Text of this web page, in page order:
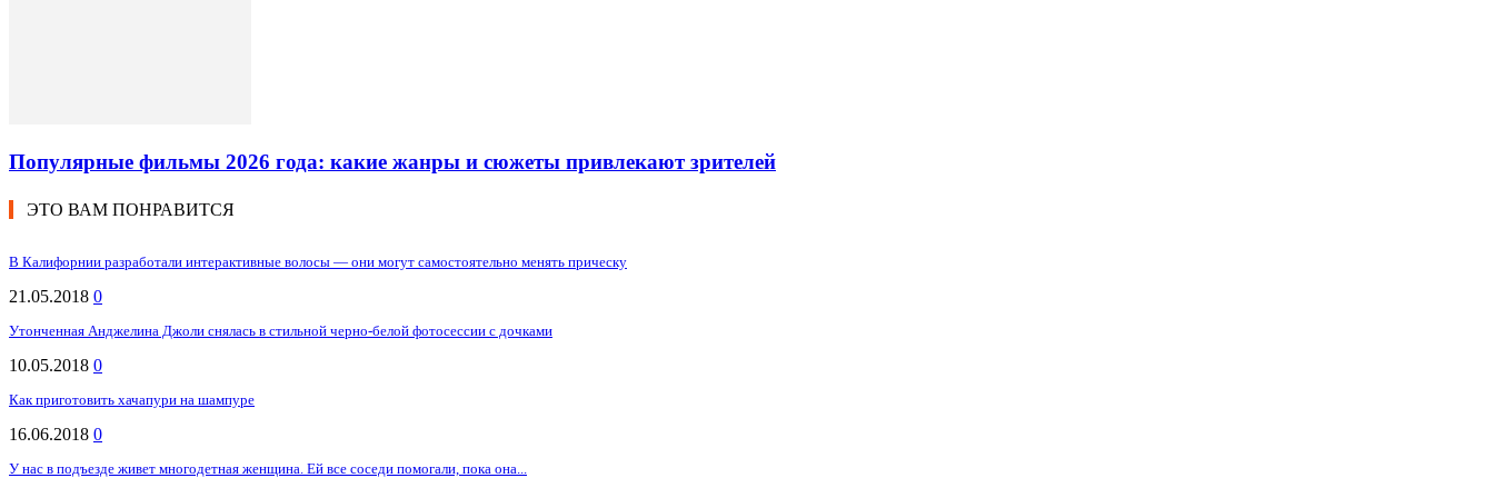
Популярные фильмы 2026 года: какие жанры и сюжеты привлекают зрителей
ЭТО ВАМ ПОНРАВИТСЯ
В Калифорнии разработали интерактивные волосы — они могут самостоятельно менять прическу
21.05.2018 0
Утонченная Анджелина Джоли снялась в стильной черно-белой фотосессии с дочками
10.05.2018 0
Как приготовить хачапури на шампуре
16.06.2018 0
У нас в подъезде живет многодетная женщина. Ей все соседи помогали, пока она...